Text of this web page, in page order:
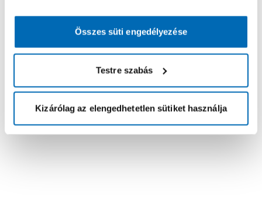
Összes süti engedélyezése
Testre szabás
Kizárólag az elengedhetetlen sütiket használja